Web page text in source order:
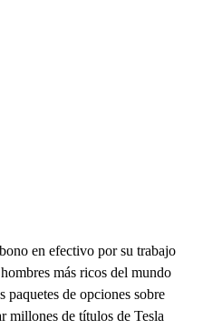
en efectivo por su trabajo
más ricos del mundo
paquetes de opciones sobre
millones de títulos de Tesla